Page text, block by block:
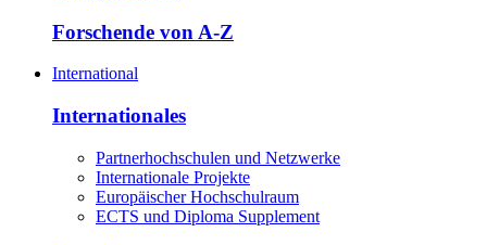
Forschende von A-Z
International
Internationales
Partnerhochschulen und Netzwerke
Internationale Projekte
Europäischer Hochschulraum
ECTS und Diploma Supplement